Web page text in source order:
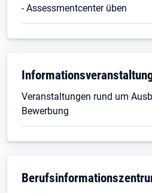
- Assessmentcenter üben
Veranstaltungen rund um
Bewerbung